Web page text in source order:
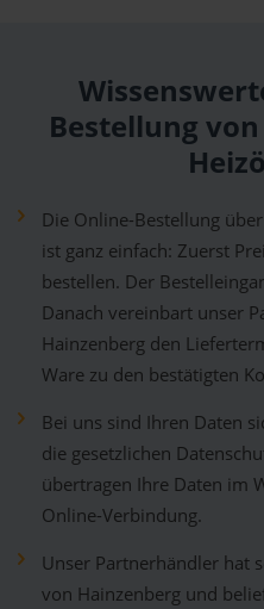
Bestellung
Die Online-Bestellung
ist ganz einfach: Zuerst
bestellen. Der
Danach vereinbart unser
Hainzenberg den
Ware zu den bestätigten
Bei uns sind Ihren Daten
die gesetzlichen
übertragen Ihre Daten im
Online-Verbindung.
Unser Partnerhändler hat
von Hainzenberg und